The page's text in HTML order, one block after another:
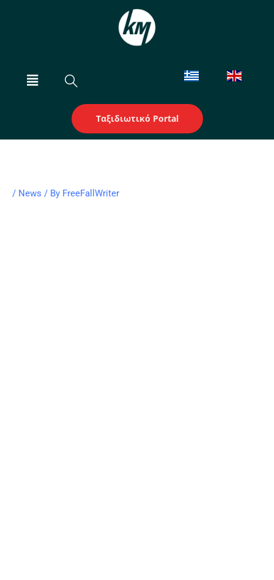
Menu
Ταξιδιωτικό Portal
/ News / By FreeFallWriter